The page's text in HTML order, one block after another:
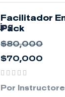
Facilitador
Pack
$80,000
$70,000
Por